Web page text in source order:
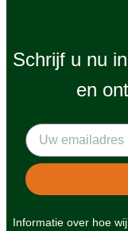
Schrijf u nu
en
Informatie over hoe